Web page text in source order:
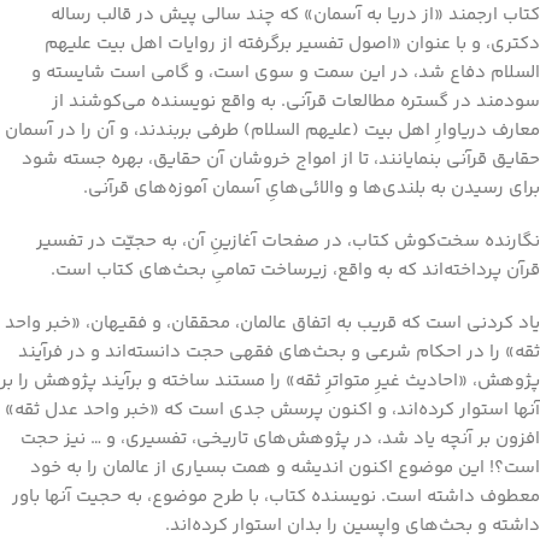
کتاب ارجمند «از دریا به آسمان» که چند سالی پیش در قالب رساله
دکتری، و با عنوان «اصول تفسیر برگرفته از روایات اهل بیت علیهم
السلام دفاع شد، در این سمت و سوی است، و گامی است شایسته و
سودمند در گستره مطالعات قرآنی. به واقع نویسنده می‌کوشند از
معارف دریاوارِ اهل بیت (علیهم السلام) طرفی بربندند، و آن را در آسمان
حقایق قرآنی بنمایانند، تا از امواج خروشان آن حقایق، بهره جسته‌ شود
برای رسیدن به بلندی‌ها و والائی‌هایِ آسمان آموزه‌های قرآنی.
نگارنده سخت‌کوش کتاب، در صفحات آغازینِ آن، به حجیّت در تفسیر
قرآن پرداخته‌اند که به واقع، زیرساخت تمامیِ بحث‌های کتاب است.
یاد کردنی است که قریب به اتفاق عالمان، محققان، و فقیهان، «خبر واحد
ثقه» را در احکام شرعی و بحث‌های فقهی حجت دانسته‌اند و در فرآیند
پژوهش، «احادیث غیرِ متواترِ ثقه» را مستند ساخته و برآیند پژوهش را بر
آنها استوار کرده‌اند، و اکنون پرسش جدی است که «خبر واحد عدل ثقه»
افزون بر آنچه یاد شد، در پژوهش‌های تاریخی، تفسیری، و … نیز حجت
است؟! این موضوع اکنون اندیشه و همت بسیاری از عالمان را به خود
معطوف داشته است. نویسنده کتاب، با طرح موضوع، به حجیت آنها باور
داشته و بحث‌های واپسین را بدان استوار کرده‌اند.